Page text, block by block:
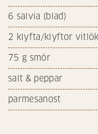
6 salvia (blad)
2 klyfta/klyftor vitlök
75 g smör
salt & peppar
parmesanost